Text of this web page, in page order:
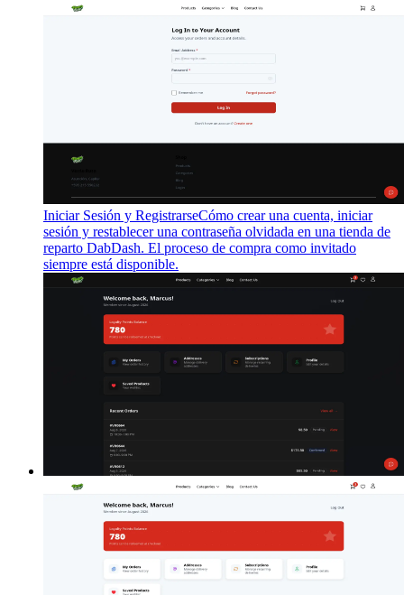
Iniciar Sesión y RegistrarseCómo crear una cuenta, iniciar
sesión y restablecer una contraseña olvidada en una tienda de
reparto DabDash. El proceso de compra como invitado
siempre está disponible.